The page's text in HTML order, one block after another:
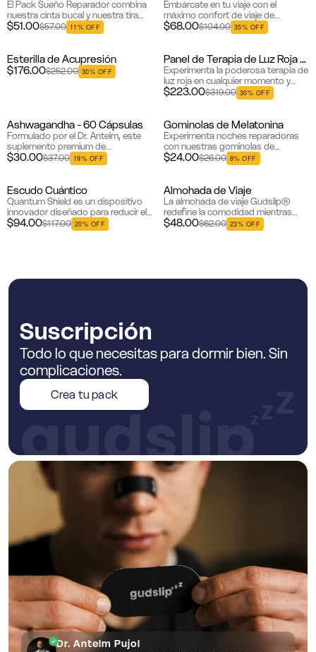
El Pack Sueño Reparador combina
nuestra cinta bucal y nuestra tira
nasal para mejorar tu experiencia de
sueño. Mouth Tape promueve la
$51.00$57.00 11% OFF
Embárcate en tu viaje con el
máximo confort de viaje de
Gudslip®. Nuestro paquete de viaje
especialmente seleccionado incluye
$68.00$104.00 35% OFF
Esterilla de Acupresión
$176.00$252.00 30% OFF
Bestseller Panel de Terapia de Luz Roja e Infrarroja
Experimenta la poderosa terapia de
luz roja en cualquier momento y
lugar con el Panel de Terapia de Luz
Roja Gudslip®. Con tecnología de
$223.00$319.00 30% OFF
Bestseller
Ashwagandha - 60 Cápsulas
Formulado por el Dr. Antelm, este
suplemento premium de
Ashwagandha utiliza KSM-66®, el
extracto de raíz de espectro
clínicamente del ...
$30.00$37.00 19% OFF
Bestseller
Gominolas de Melatonina
Experimenta noches reparadoras
con nuestras gominolas de
melatonina, diseñadas para
ayudarte a relajarte y lograr un
$24.00$26.00 8% OFF
Nuevo
Escudo Cuántico
Quantum Shield es un dispositivo
innovador diseñado para reducir el
impacto de la radiación
electromagnética de tus
$94.00$117.00 20% OFF
Bestseller
Almohada de Viaje
La almohada de viaje Gudslip®
redefine la comodidad mientras
viaja con su diseño avanzado y
materiales de primera calidad.
$48.00$62.00 23% OFF
Suscripción
Todo lo que necesitas para dormir bien. Sin
complicaciones.
Crea tu pack
Dr. Antelm Pujol